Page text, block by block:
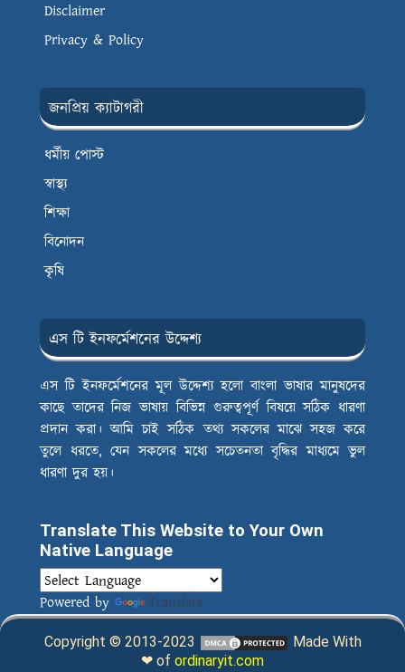
Disclaimer
Privacy & Policy
জনপ্রিয় ক্যাটাগরী
ধর্মীয় পোস্ট
স্বাস্থ্য
শিক্ষা
বিনোদন
কৃষি
এস টি ইনফর্মেশনের উদ্দেশ্য
এস টি ইনফর্মেশনের মূল উদ্দেশ্য হলো বাংলা ভাষার মানুষদের
কাছে তাদের নিজ ভাষায় বিভিন্ন গুরুত্বপূর্ণ বিষয়ে সঠিক ধারণা
প্রদান করা। আমি চাই সঠিক তথ্য সকলের মাঝে সহজ করে
তুলে ধরতে, যেন সকলের মধ্যে সচেতনতা বৃদ্ধির মাধ্যমে ভুল
ধারণা দুর হয়।
Translate This Website to Your Own
Native Language
Powered by Translate
Copyright © 2013-2023
Made With
❤ of ordinaryit.com